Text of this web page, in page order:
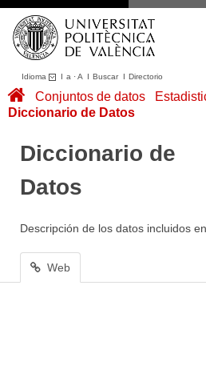
Idioma I a ·A I BuscarI Directorio
Conjuntos de datos
Áreas
Portal de Transparencia
Conjuntos de datos
Diccionario de Datos
Diccionario de
Datos
Descripción de los datos incluidos
Web